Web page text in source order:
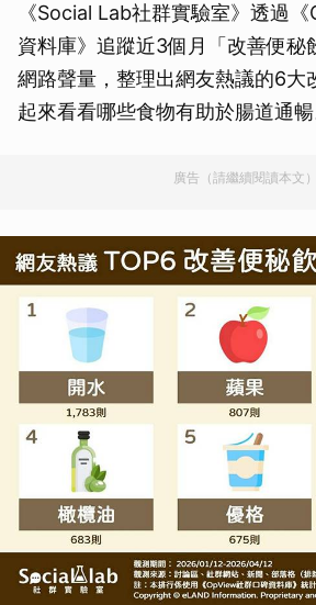
《Social Lab社群實驗室》透過
資料庫》追蹤近3個月「改善便秘
網路聲量，整理出網友熱議的6大
起來看看哪些食物有助於腸道通暢
廣告（請繼續閱讀本文）